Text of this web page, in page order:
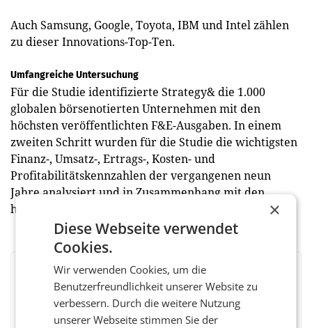
Auch Samsung, Google, Toyota, IBM und Intel zählen
zu dieser Innovations-Top-Ten.
Umfangreiche Untersuchung
Für die Studie identifizierte Strategy& die 1.000
globalen börsenotierten Unternehmen mit den
höchsten veröffentlichten F&E-Ausgaben. In einem
zweiten Schritt wurden für die Studie die wichtigsten
Finanz-, Umsatz-, Ertrags-, Kosten- und
Profitabilitätskennzahlen der vergangenen neun
Jahre analysiert und in Zusammenhang mit den
historischen Ausgaben für F&E gebracht.
BEWERTEN SIE DIESEN ARTIKEL
×
Diese Webseite verwendet
Cookies.
Wir verwenden Cookies, um die
Benutzerfreundlichkeit unserer Website zu
verbessern. Durch die weitere Nutzung
unserer Webseite stimmen Sie der